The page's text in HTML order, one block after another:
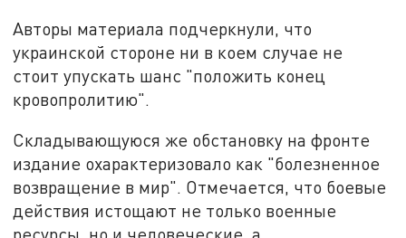
Авторы материала подчеркнули, что
украинской стороне ни в коем случае не
стоит упускать шанс "положить конец
кровопролитию".
Складывающуюся же обстановку на фронте
издание охарактеризовало как "болезненное
возвращение в мир". Отмечается, что боевые
действия истощают не только военные